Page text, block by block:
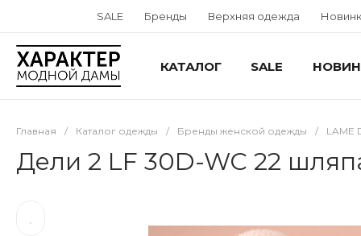
SALE Бренды Верхняя одежда
КАТАЛОГ SALE
Главная / Каталог одежды / Бренды женской одежды / LAME
Дели 2 LF 30D-WC 22